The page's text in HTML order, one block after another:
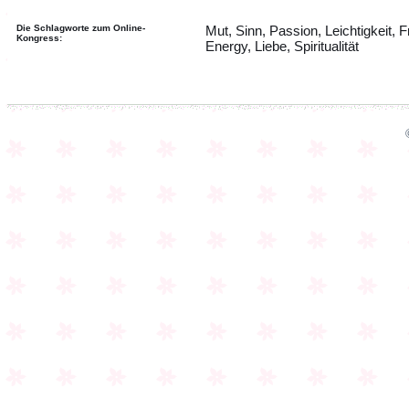
Die Schlagworte zum Online-
Kongress:
Mut, Sinn, Passion, Leichtigkeit,
Energy, Liebe, Spiritualität